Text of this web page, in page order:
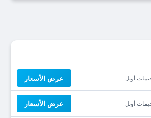
عرض الأسعار
عرض الأسعار